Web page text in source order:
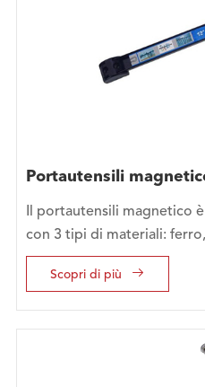
Portautensili
Il portautensili magnetico
con 3 tipi di materiali:
Scopri di più 